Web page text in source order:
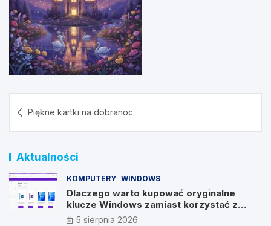
wpisu
Piękne kartki na dobranoc
Aktualności
KOMPUTERY WINDOWS
Dlaczego warto kupować oryginalne
klucze Windows zamiast korzystać z
nieautoryzowanych źródeł?
5 sierpnia 2026